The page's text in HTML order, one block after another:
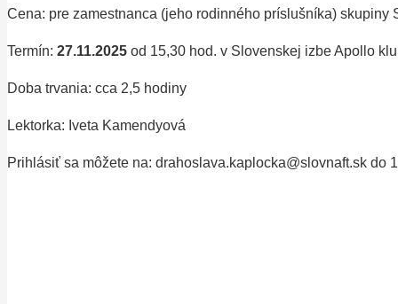
Cena: pre zamestnanca (jeho rodinného príslušníka) skupiny
Termín: 27.11.2025 od 15,30 hod. v Slovenskej izbe Apollo
Doba trvania: cca 2,5 hodiny
Lektorka: Iveta Kamendyová
Prihlásiť sa môžete na: drahoslava.kaplocka@slovnaft.sk do